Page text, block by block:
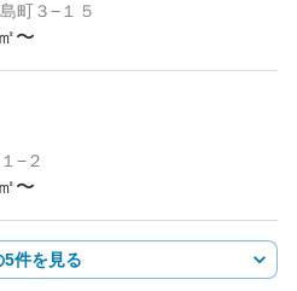
町３−１５
〜
−２
〜
5件を見る